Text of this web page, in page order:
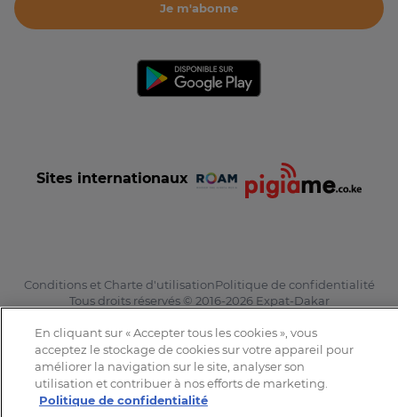
Je m'abonne
Sites internationaux
Conditions et Charte d'utilisationPolitique de confidentialité
Tous droits réservés © 2016-2026 Expat-Dakar
En cliquant sur « Accepter tous les cookies », vous
acceptez le stockage de cookies sur votre appareil pour
améliorer la navigation sur le site, analyser son
utilisation et contribuer à nos efforts de marketing.
Politique de confidentialité